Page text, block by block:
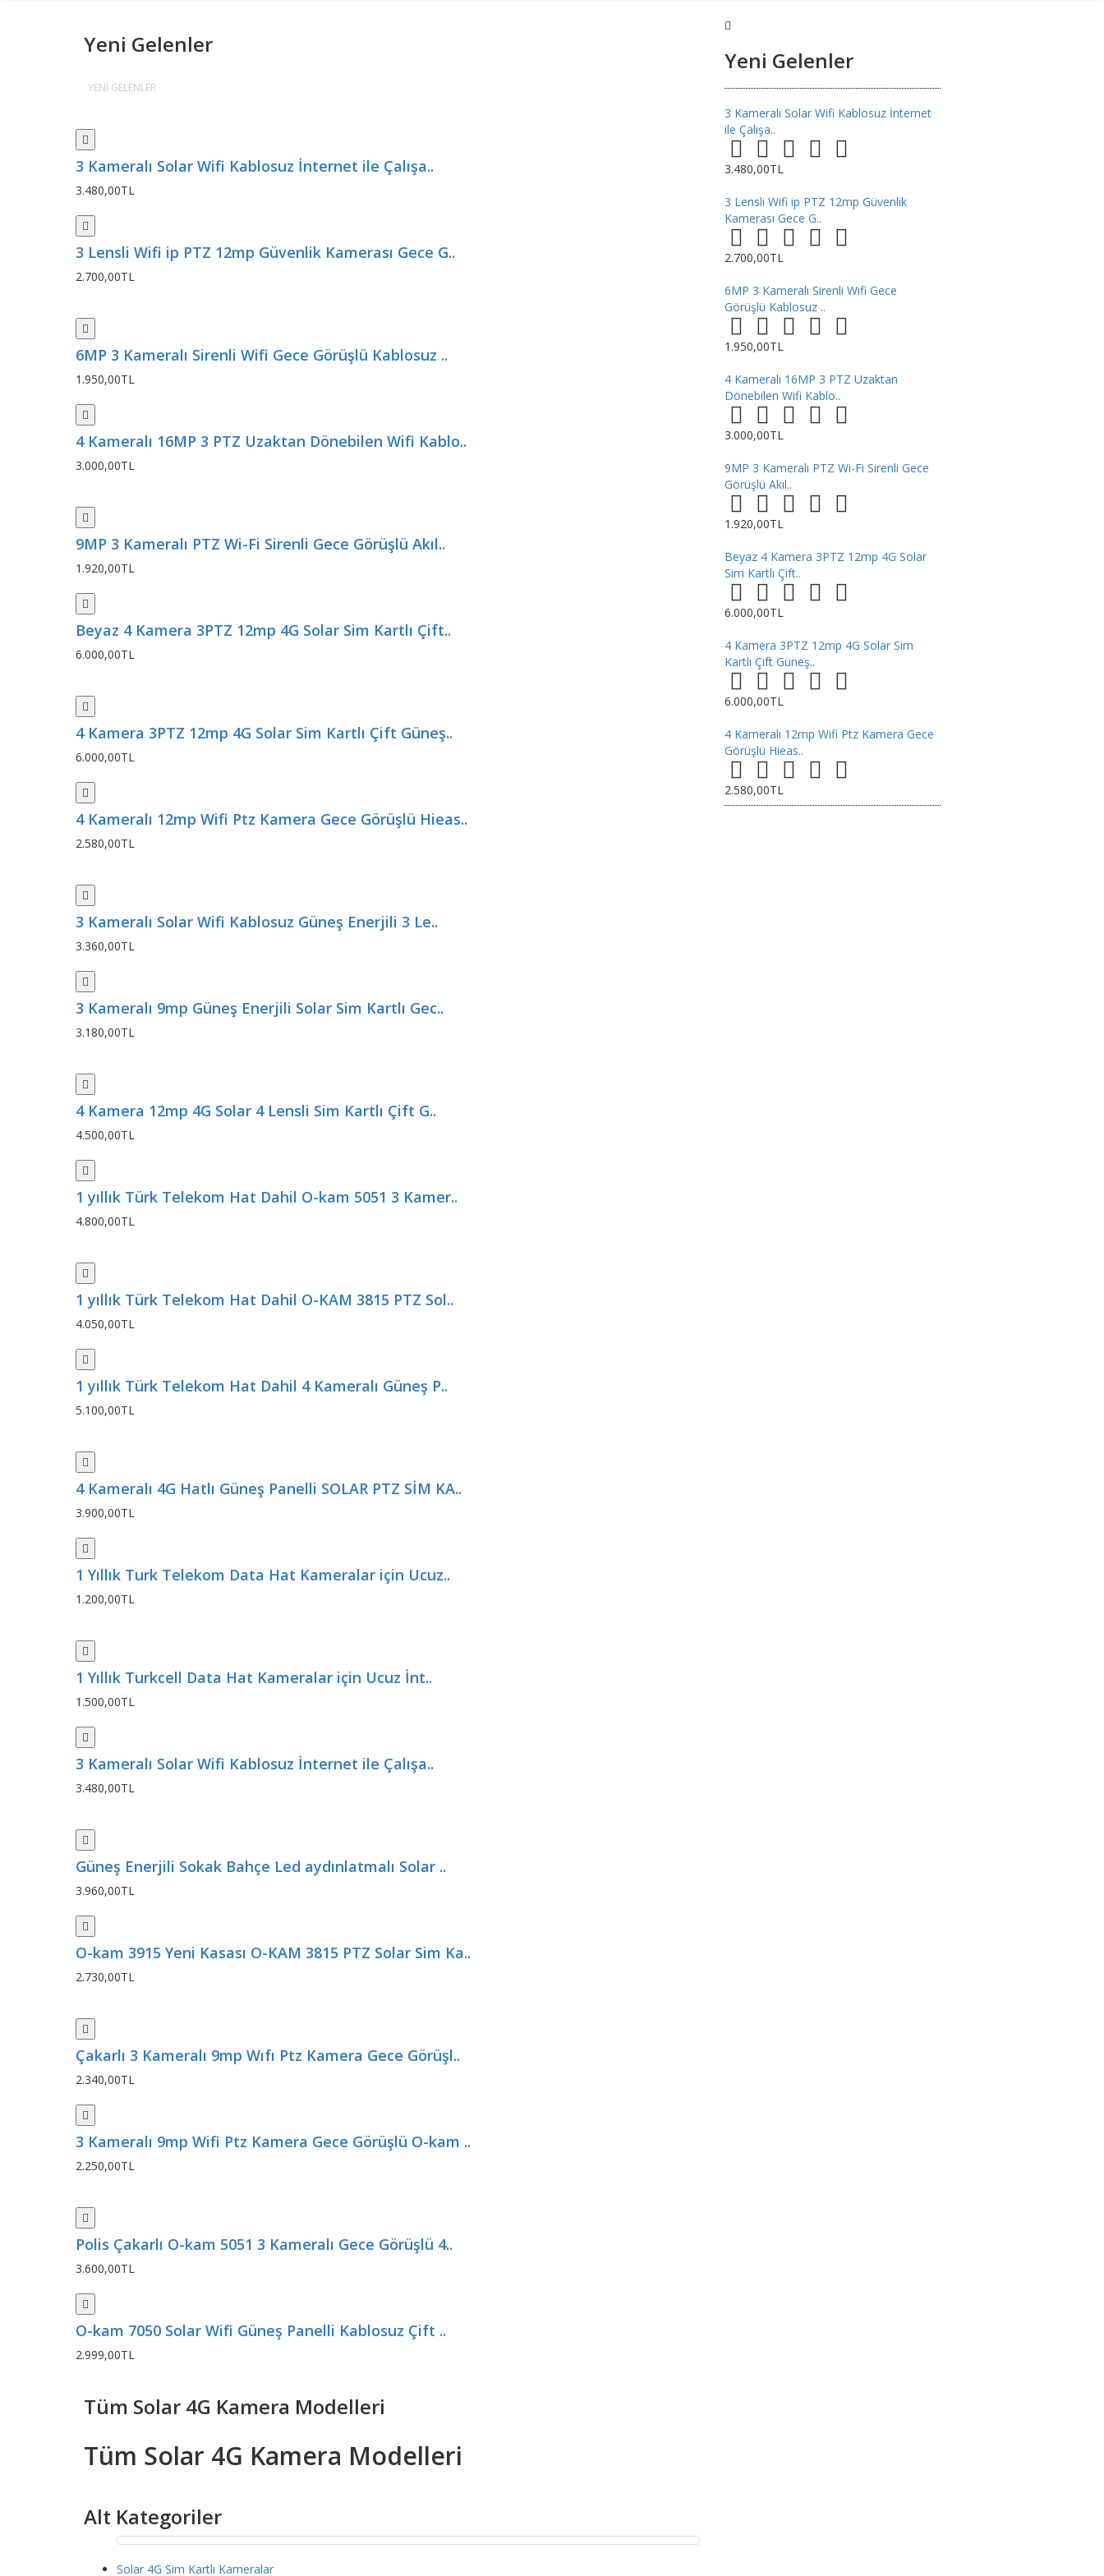
Yeni Gelenler
YENI GELENLER
3 Kameralı Solar Wifi Kablosuz İnternet ile Çalışa..
3.480,00TL
3 Lensli Wifi ip PTZ 12mp Güvenlik Kamerası Gece G..
2.700,00TL
6MP 3 Kameralı Sirenli Wifi Gece Görüşlü Kablosuz ..
1.950,00TL
4 Kameralı 16MP 3 PTZ Uzaktan Dönebilen Wifi Kablo..
3.000,00TL
9MP 3 Kameralı PTZ Wi-Fi Sirenli Gece Görüşlü Akıl..
1.920,00TL
Beyaz 4 Kamera 3PTZ 12mp 4G Solar Sim Kartlı Çift..
6.000,00TL
4 Kamera 3PTZ 12mp 4G Solar Sim Kartlı Çift Güneş..
6.000,00TL
4 Kameralı 12mp Wifi Ptz Kamera Gece Görüşlü Hieas..
2.580,00TL
3 Kameralı Solar Wifi Kablosuz Güneş Enerjili 3 Le..
3.360,00TL
3 Kameralı 9mp Güneş Enerjili Solar Sim Kartlı Gec..
3.180,00TL
4 Kamera 12mp 4G Solar 4 Lensli Sim Kartlı Çift G..
4.500,00TL
1 yıllık Türk Telekom Hat Dahil O-kam 5051 3 Kamer..
4.800,00TL
1 yıllık Türk Telekom Hat Dahil O-KAM 3815 PTZ Sol..
4.050,00TL
1 yıllık Türk Telekom Hat Dahil 4 Kameralı Güneş P..
5.100,00TL
4 Kameralı 4G Hatlı Güneş Panelli SOLAR PTZ SİM KA..
3.900,00TL
1 Yıllık Turk Telekom Data Hat Kameralar için Ucuz..
1.200,00TL
1 Yıllık Turkcell Data Hat Kameralar için Ucuz İnt..
1.500,00TL
3 Kameralı Solar Wifi Kablosuz İnternet ile Çalışa..
3.480,00TL
Güneş Enerjili Sokak Bahçe Led aydınlatmalı Solar ..
3.960,00TL
O-kam 3915 Yeni Kasası O-KAM 3815 PTZ Solar Sim Ka..
2.730,00TL
Çakarlı 3 Kameralı 9mp Wıfı Ptz Kamera Gece Görüşl..
2.340,00TL
3 Kameralı 9mp Wifi Ptz Kamera Gece Görüşlü O-kam ..
2.250,00TL
Polis Çakarlı O-kam 5051 3 Kameralı Gece Görüşlü 4..
3.600,00TL
O-kam 7050 Solar Wifi Güneş Panelli Kablosuz Çift ..
2.999,00TL
Tüm Solar 4G Kamera Modelleri
Tüm Solar 4G Kamera Modelleri
Alt Kategoriler
Solar 4G Sim Kartlı Kameralar
Yeni Gelenler
3 Kameralı Solar Wifi Kablosuz İnternet
ile Çalışa..
3.480,00TL
3 Lensli Wifi ip PTZ 12mp Güvenlik
Kamerası Gece G..
2.700,00TL
6MP 3 Kameralı Sirenli Wifi Gece
Görüşlü Kablosuz ..
1.950,00TL
4 Kameralı 16MP 3 PTZ Uzaktan
Dönebilen Wifi Kablo..
3.000,00TL
9MP 3 Kameralı PTZ Wi-Fi Sirenli Gece
Görüşlü Akıl..
1.920,00TL
Beyaz 4 Kamera 3PTZ 12mp 4G Solar
Sim Kartlı Çift..
6.000,00TL
4 Kamera 3PTZ 12mp 4G Solar Sim
Kartlı Çift Güneş..
6.000,00TL
4 Kameralı 12mp Wifi Ptz Kamera Gece
Görüşlü Hieas..
2.580,00TL